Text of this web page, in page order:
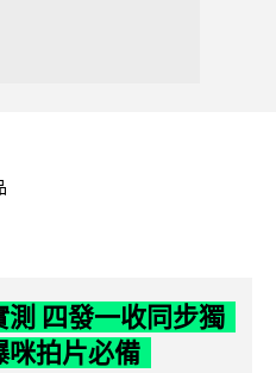
四發一收同步獨
拍片必備